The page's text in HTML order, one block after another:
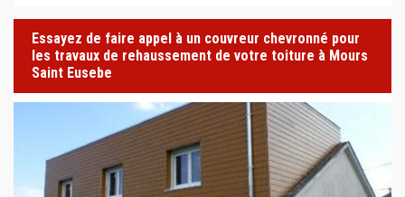
Essayez de faire appel à un couvreur chevronné pour
les travaux de rehaussement de votre toiture à Mours
Saint Eusebe